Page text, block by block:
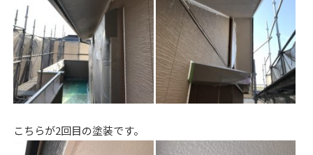
こちらが2回目の塗装です。